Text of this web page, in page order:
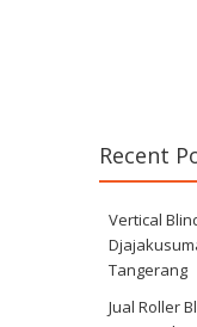
Recent
Vertical
Tangerang
Jual Roller